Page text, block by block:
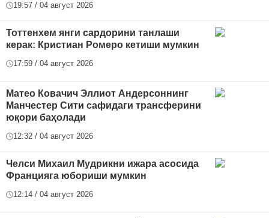
19:57 / 04 август 2026
Тоттенхем янги сардорини танлаши
керак: Кристиан Ромеро кетиши мумкин
17:59 / 04 август 2026
Матео Ковачич Эллиот Андерсоннинг
Манчестер Сити сафидаги трансферини
юқори баҳолади
12:32 / 04 август 2026
Челси Михаил Мудрикни ижара асосида
Францияга юбориши мумкин
12:14 / 04 август 2026